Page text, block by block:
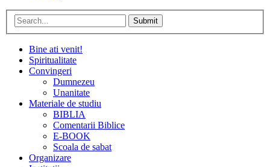
Submit
Bine ati venit!
Spiritualitate
Convingeri
Dumnezeu
Unanitate
Materiale de studiu
BIBLIA
Comentarii Biblice
E-BOOK
Scoala de sabat
Organizare